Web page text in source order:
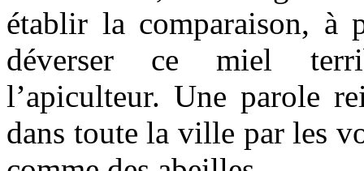
établir la comparaison, à
déverser ce miel
l’apiculteur. Une parole
dans toute la ville par les